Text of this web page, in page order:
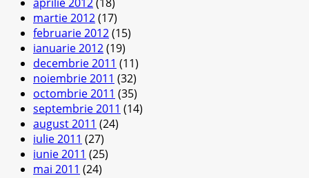
martie 2012(17)
februarie 2012(15)
ianuarie 2012(19)
decembrie 2011 (11)
noiembrie 2011 (32)
octombrie 2011 (35)
septembrie 2011 (14)
august 2011 (24)
iulie 2011 (27)
iunie 2011 (25)
mai 2011 (24)